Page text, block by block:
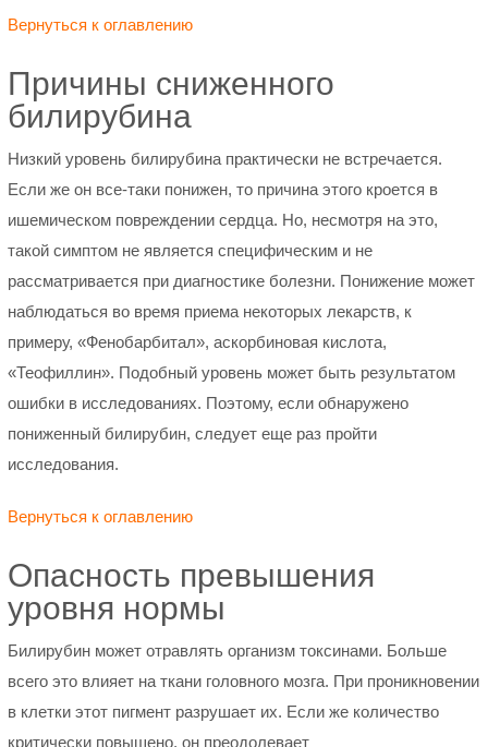
Вернуться к оглавлению
Причины сниженного
билирубина
Низкий уровень билирубина практически не встречается.
Если же он все-таки понижен, то причина этого кроется в
ишемическом повреждении сердца. Но, несмотря на это,
такой симптом не является специфическим и не
рассматривается при диагностике болезни. Понижение может
наблюдаться во время приема некоторых лекарств, к
примеру, «Фенобарбитал», аскорбиновая кислота,
«Теофиллин». Подобный уровень может быть результатом
ошибки в исследованиях. Поэтому, если обнаружено
пониженный билирубин, следует еще раз пройти
исследования.
Вернуться к оглавлению
Опасность превышения
уровня нормы
Билирубин может отравлять организм токсинами. Больше
всего это влияет на ткани головного мозга. При проникновении
в клетки этот пигмент разрушает их. Если же количество
критически повышено, он преодолевает